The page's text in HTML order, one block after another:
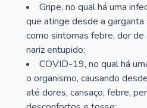
Gripe, no qual há uma
que atinge desde a
como sintomas febre, dor de
nariz entupido;
COVID-19, no qual há
o organismo, causando
até dores, cansaço, febre,